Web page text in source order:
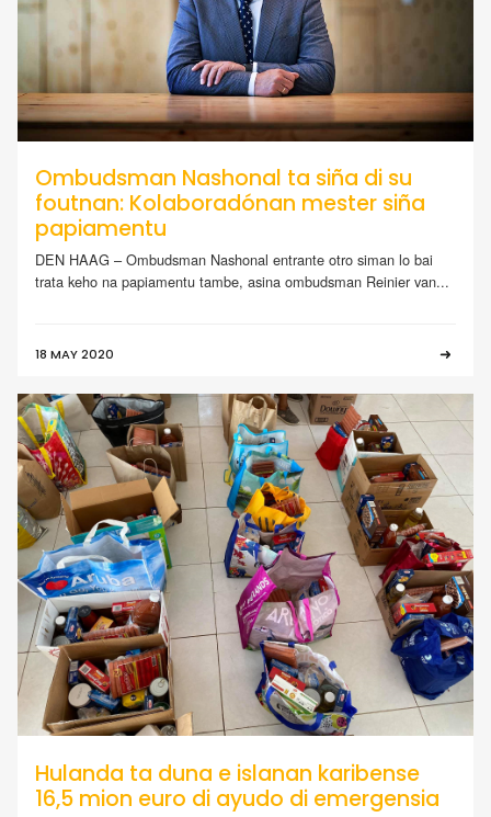
Ombudsman Nashonal ta siña di su
foutnan: Kolaboradónan mester siña
papiamentu
DEN HAAG – Ombudsman Nashonal entrante otro siman lo bai
trata keho na papiamentu tambe, asina ombudsman Reinier van...
18 MAY 2020
Hulanda ta duna e islanan karibense
16,5 mion euro di ayudo di emergensia